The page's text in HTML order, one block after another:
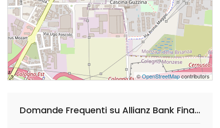
©OpenStreetMapcontributors
Domande Frequenti su Allianz Bank Financial Advisors S.p.A.